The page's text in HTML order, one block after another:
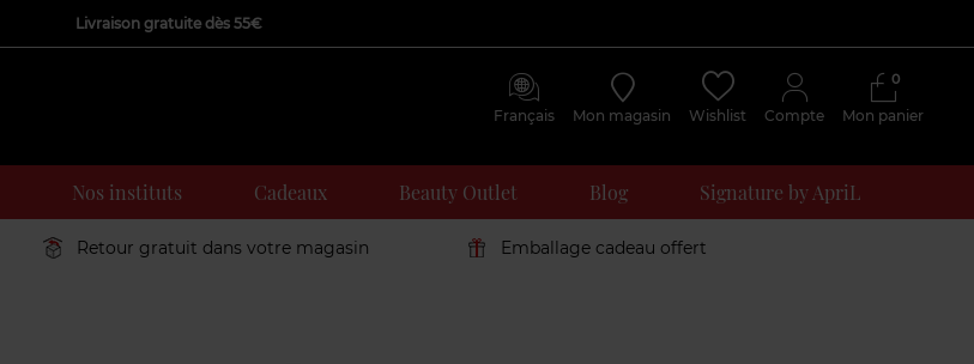
Livraison gratuite dès 55€
Français Mon magasin Wishlist Compte Mon panier
0
Nos instituts Cadeaux Beauty Outlet Blog Signature by ApriL
Retour gratuit dans votre magasin Emballage cadeau offert